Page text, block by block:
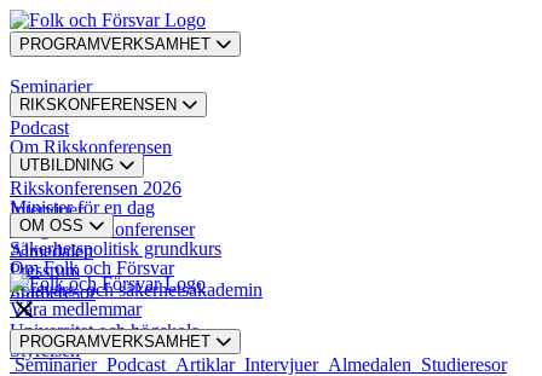
PROGRAMVERKSAMHET
Seminarier
Podcast
Artiklar
Intervjuer
Almedalen
Studieresor
RIKSKONFERENSEN
Om Rikskonferensen
Rikskonferensen 2026
Tidigare rikskonferenser
Pressrum
UTBILDNING
Minister för en dag
Säkerhetspolitisk grundkurs
Försvars- och säkerhetsakademin
Universitet och högskola
OM OSS
Om Folk och Försvar
Våra medlemmar
Styrelsen
PROGRAMVERKSAMHET
Seminarier Podcast Artiklar Intervjuer Almedalen Studieresor